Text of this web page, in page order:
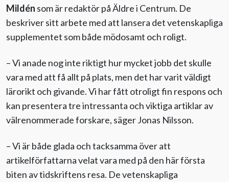
Mildén som är redaktör på Äldre i Centrum. De
beskriver sitt arbete med att lansera det vetenskapliga
supplementet som både mödosamt och roligt.
– Vi anade nog inte riktigt hur mycket jobb det skulle
vara med att få allt på plats, men det har varit väldigt
lärorikt och givande. Vi har fått otroligt fin respons och
kan presentera tre intressanta och viktiga artiklar av
välrenommerade forskare, säger Jonas Nilsson.
– Vi är både glada och tacksamma över att
artikelförfattarna velat vara med på den här första
biten av tidskriftens resa. De vetenskapliga